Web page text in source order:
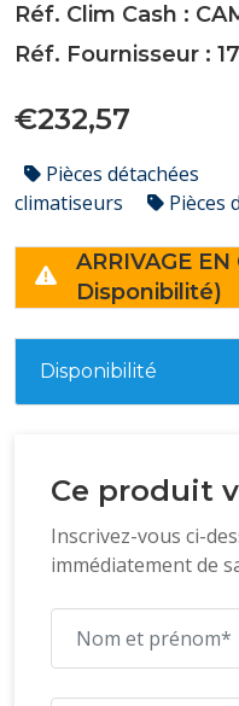
Réf. Clim Cash :
Réf. Fournisseur :
€232,57
Pièces détachées
climatiseurs
Pièces
ARRIVAGE
Disponibilité)
Disponibilité
Ce produit
Inscrivez-vous ci-
immédiatement de